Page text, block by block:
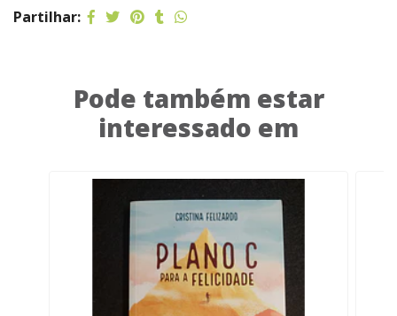
Partilhar:
Pode também estar
interessado em